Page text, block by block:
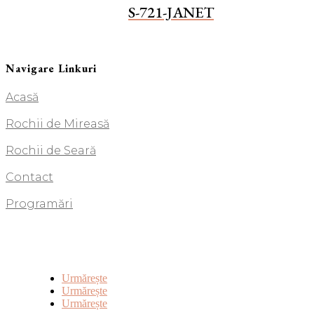
S-721-JANET
Navigare Linkuri
Acasă
Rochii de Mireasă
Rochii de Seară
Contact
Programări
Urmărește
Urmărește
Urmărește